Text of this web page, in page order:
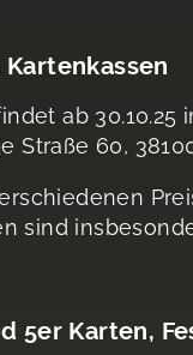
ab 30.10.25
Straße 60,
sind
5er Karten,